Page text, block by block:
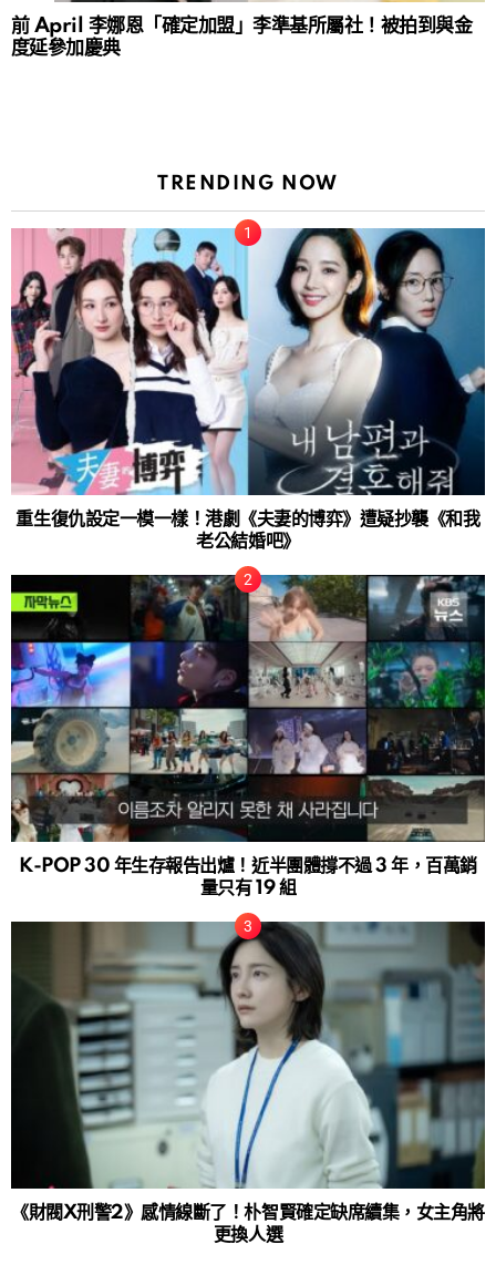
前 April 李娜恩「確定加盟」李準基所屬社！被拍到與金
度延參加慶典
TRENDING NOW
重生復仇設定一模一樣！港劇《夫妻的博弈》遭疑抄襲《和我
老公結婚吧》
K-POP 30 年生存報告出爐！近半團體撐不過 3 年，百萬銷
量只有 19 組
《財閥X刑警2》感情線斷了！朴智賢確定缺席續集，女主角將
更換人選